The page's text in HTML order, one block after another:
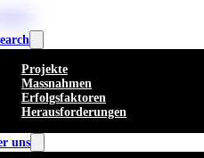
Projekte
Massnahmen
Erfolgsfaktoren
Herausforderungen
uns